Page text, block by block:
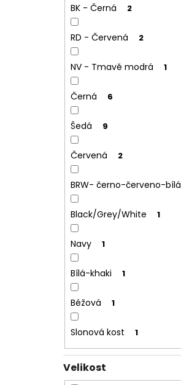
BK - Černá 2
RD - Červená 2
NV - Tmavě modrá 1
Černá 6
Šedá 9
Červená 2
BRW- černo-červeno-bílá
Black/Grey/White 1
Navy 1
Bílá-khaki 1
Béžová 1
Slonová kost 1
Velikost